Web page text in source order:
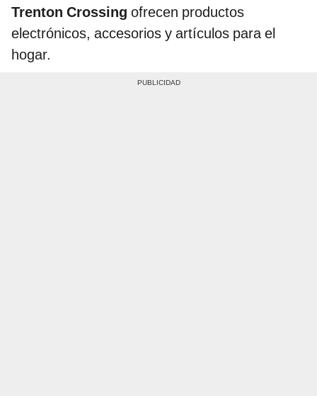
Trenton Crossing ofrecen productos
electrónicos, accesorios y artículos para el
hogar.